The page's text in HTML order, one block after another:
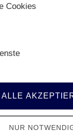
ID
Übersichtsseite
Ausbildung
Cookies
ALLE
NUR